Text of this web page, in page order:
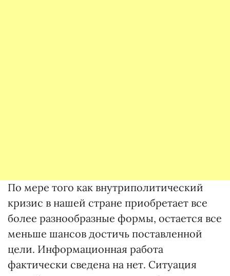
По мере того как внутриполитический
кризис в нашей стране приобретает все
более разнообразные формы, остается все
меньше шансов достичь поставленной
цели. Информационная работа
фактически сведена на нет. Ситуация